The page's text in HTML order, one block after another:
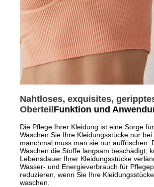
Nahtloses, exquisites,
OberteilFunktion und
Die Pflege Ihrer Kleidung ist eine Sorge
Waschen Sie Ihre Kleidungsstücke nur bei
manchmal muss man sie nur auffrischen.
Waschen die Stoffe langsam beschädigt,
Lebensdauer Ihrer Kleidungsstücke
Wasser- und Energieverbrauch für
reduzieren, wenn Sie Ihre
waschen.